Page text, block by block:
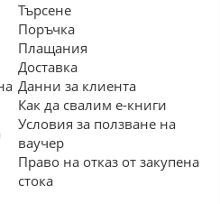
Търсене
Поръчка
Плащания
Доставка
Данни за клиента
Как да свалим е-книги
Условия за ползване на
ваучер
Право на отказ от закупена
стока